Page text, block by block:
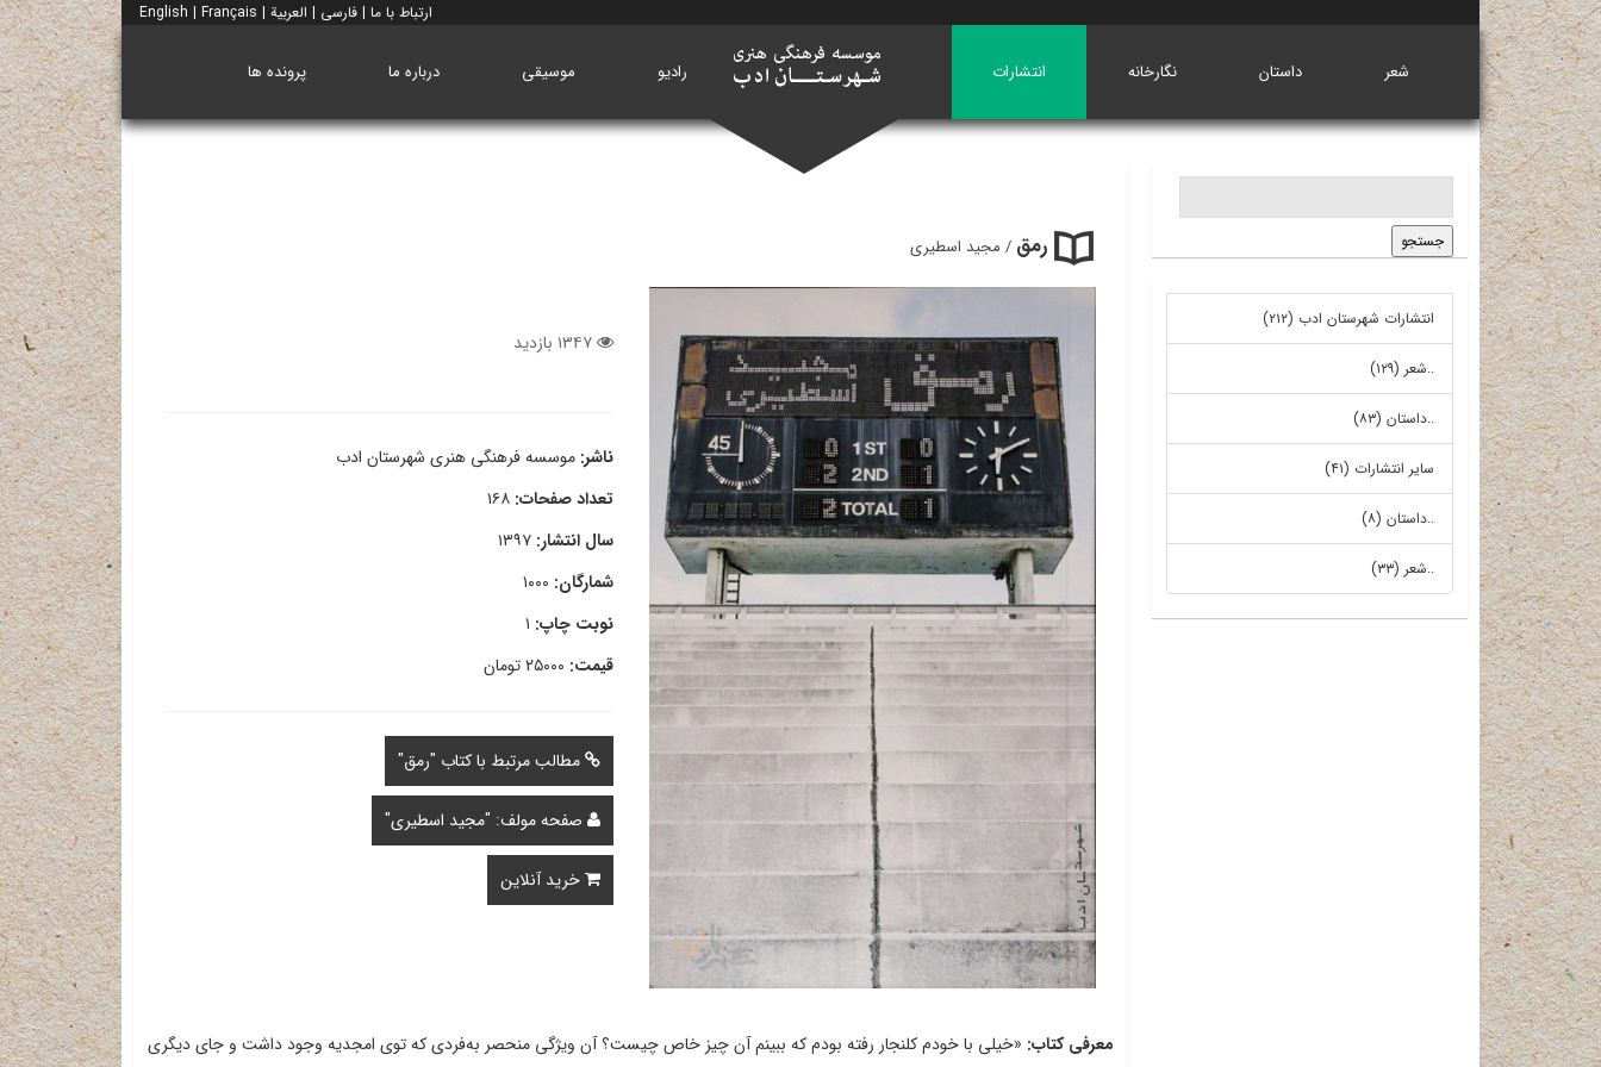
ارتباط با ما | فارسی | العربية |
English | Français
شعر داستان نگارخانه انتشارات خانه رادیو موسیقی درباره ما پرونده ها
انتشارات شهرستان ادب (۲۱۲)
..شعر (۱۲۹)
..داستان (۸۳)
سایر انتشارات (۴۱)
..داستان (۸)
..شعر (۳۳)
رمق / مجید اسطیری
۱۳۴۷ بازدید
ناشر:موسسه فرهنگی هنری شهرستان ادب
تعداد صفحات:۱۶۸
سال انتشار:۱۳۹۷
شمارگان: ۱۰۰۰
نوبت چاپ: ۱
قیمت: ۲۵۰۰۰ تومان
مطالب مرتبط با کتاب "رمق"
صفحه مولف: "مجید اسطیری"
خرید آنلاین
معرفی کتاب: «خیلی با خودم کلنجار رفته بودم که ببینم آن چیز خاص چیست؟ آن ویژگی منحصر به‌فردی که توی امجدیه وجود داشت و جای دیگری